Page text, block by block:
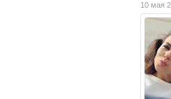
10 мая